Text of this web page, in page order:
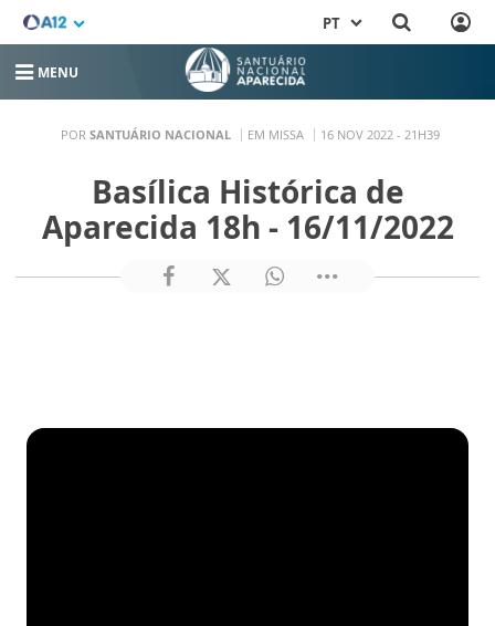
PT
MENU
POR SANTUÁRIO NACIONAL EM MISSA 16 NOV 2022 - 21H39
Basílica Histórica de
Aparecida 18h - 16/11/2022